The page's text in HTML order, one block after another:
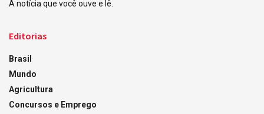
A notícia que você ouve e lê.
Editorias
Brasil
Mundo
Agricultura
Concursos e Emprego